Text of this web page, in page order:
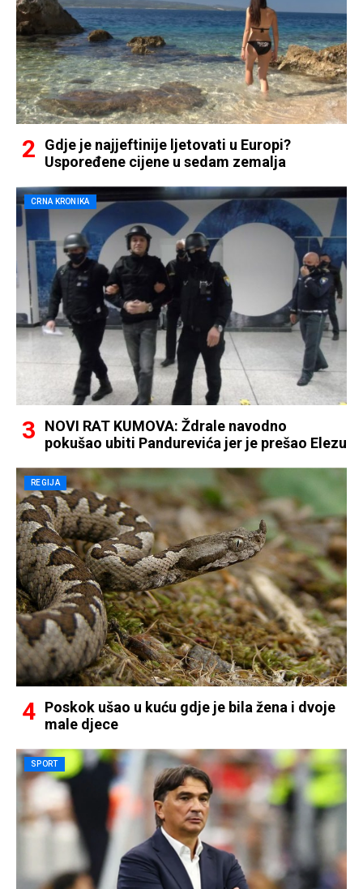
Gdje je najjeftinije ljetovati u Europi?
Uspoređene cijene u sedam zemalja
CRNA KRONIKA
NOVI RAT KUMOVA: Ždrale navodno
pokušao ubiti Pandurevića jer je prešao Elezu
REGIJA
Poskok ušao u kuću gdje je bila žena i dvoje
male djece
SPORT